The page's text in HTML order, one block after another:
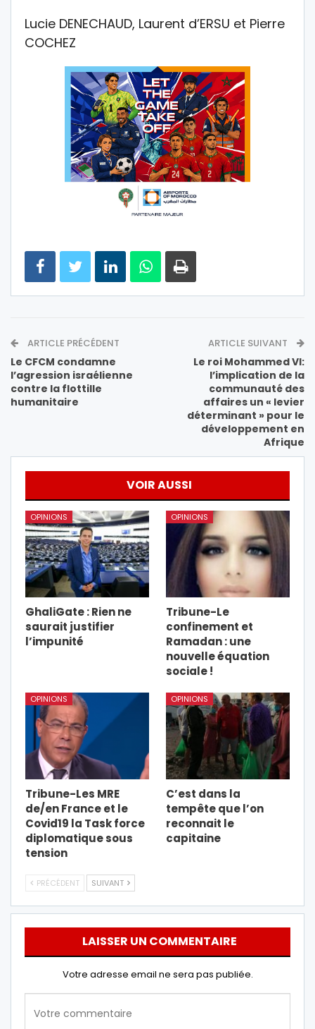
Lucie DENECHAUD, Laurent d’ERSU et Pierre
COCHEZ
ARTICLE PRÉCÉDENT
Le CFCM condamne
l’agression israélienne
contre la flottille
humanitaire
ARTICLE SUIVANT
Le roi Mohammed VI:
l’implication de la
communauté des
affaires un « levier
déterminant » pour le
développement en
Afrique
VOIR AUSSI
OPINIONS
GhaliGate : Rien ne
saurait justifier
l’impunité
OPINIONS
Tribune-Le
confinement et
Ramadan : une
nouvelle équation
sociale !
OPINIONS
Tribune-Les MRE
de/en France et le
Covid19 la Task force
diplomatique sous
tension
OPINIONS
C’est dans la
tempête que l’on
reconnait le
capitaine
PRÉCÉDENT SUIVANT
LAISSER UN COMMENTAIRE
Votre adresse email ne sera pas publiée.